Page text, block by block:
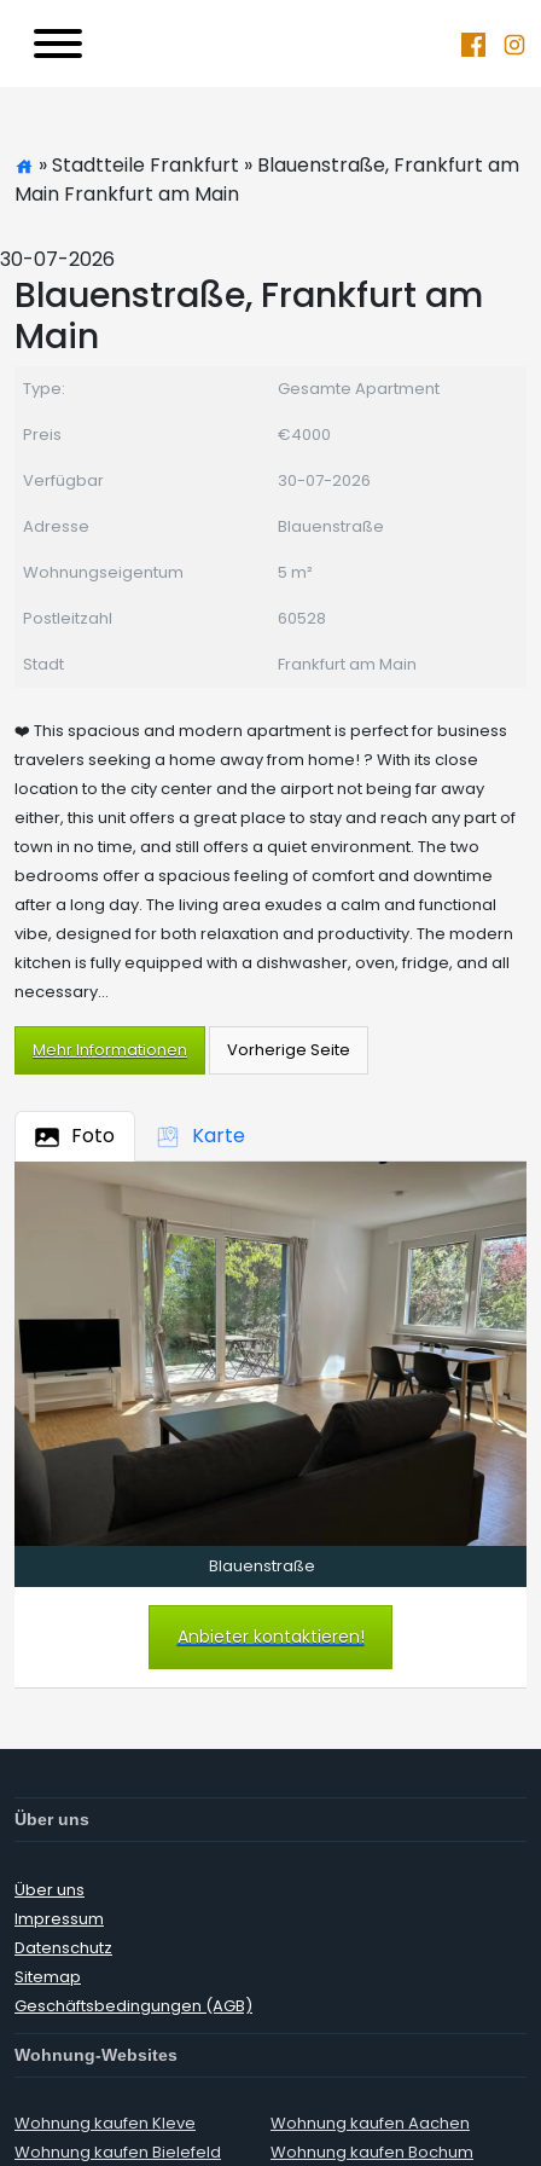
» Stadtteile Frankfurt » Blauenstraße, Frankfurt am
Main Frankfurt am Main
30-07-2026
Blauenstraße, Frankfurt am
Main
Type:
Gesamte Apartment
Preis
€4000
Verfügbar
30-07-2026
Adresse
Blauenstraße
Wohnungseigentum
5 m²
Postleitzahl
60528
Stadt
Frankfurt am Main
❤️ This spacious and modern apartment is perfect for business
travelers seeking a home away from home! ? With its close
location to the city center and the airport not being far away
either, this unit offers a great place to stay and reach any part of
town in no time, and still offers a quiet environment. The two
bedrooms offer a spacious feeling of comfort and downtime
after a long day. The living area exudes a calm and functional
vibe, designed for both relaxation and productivity. The modern
kitchen is fully equipped with a dishwasher, oven, fridge, and all
necessary...
Mehr Informationen
Foto Karte
Blauenstraße
Anbieter kontaktieren!
Über uns
Über uns
Impressum
Datenschutz
Sitemap
Geschäftsbedingungen (AGB)
Wohnung-Websites
Wohnung kaufen Kleve
Wohnung kaufen Aachen
Wohnung kaufen Bielefeld
Wohnung kaufen Bochum